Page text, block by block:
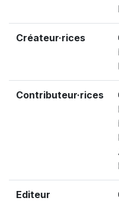
Créateur·rices
Contributeur·rices
Editeur